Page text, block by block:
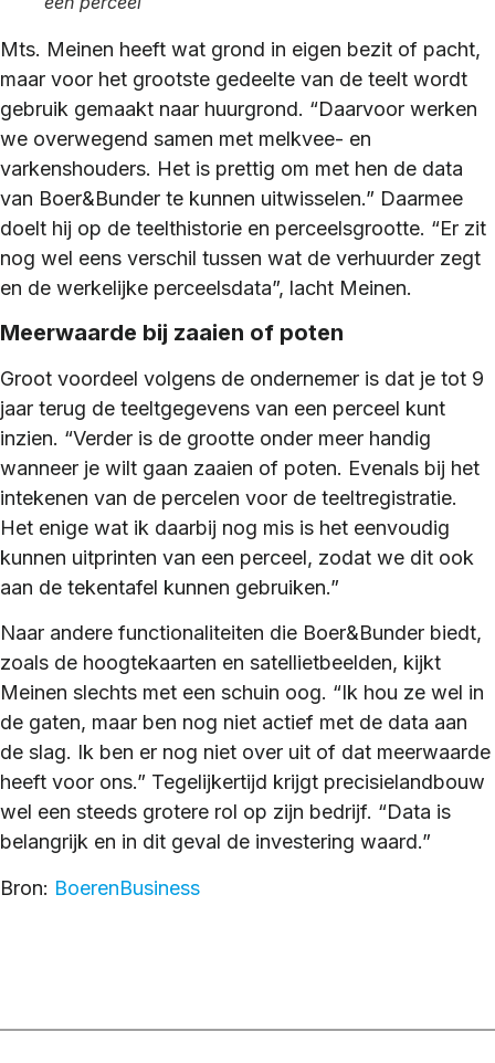
Mts. Meinen heeft wat grond in eigen bezit of pacht,
maar voor het grootste gedeelte van de teelt wordt
gebruik gemaakt naar huurgrond. “Daarvoor werken
we overwegend samen met melkvee- en
varkenshouders. Het is prettig om met hen de data
van Boer&Bunder te kunnen uitwisselen.” Daarmee
doelt hij op de teelthistorie en perceelsgrootte. “Er zit
nog wel eens verschil tussen wat de verhuurder zegt
en de werkelijke perceelsdata”, lacht Meinen.
Meerwaarde bij zaaien of poten
Groot voordeel volgens de ondernemer is dat je tot 9
jaar terug de teeltgegevens van een perceel kunt
inzien. “Verder is de grootte onder meer handig
wanneer je wilt gaan zaaien of poten. Evenals bij het
intekenen van de percelen voor de teeltregistratie.
Het enige wat ik daarbij nog mis is het eenvoudig
kunnen uitprinten van een perceel, zodat we dit ook
aan de tekentafel kunnen gebruiken.”
Naar andere functionaliteiten die Boer&Bunder biedt,
zoals de hoogtekaarten en satellietbeelden, kijkt
Meinen slechts met een schuin oog. “Ik hou ze wel in
de gaten, maar ben nog niet actief met de data aan
de slag. Ik ben er nog niet over uit of dat meerwaarde
heeft voor ons.” Tegelijkertijd krijgt precisielandbouw
wel een steeds grotere rol op zijn bedrijf. “Data is
belangrijk en in dit geval de investering waard.”
Bron: BoerenBusiness